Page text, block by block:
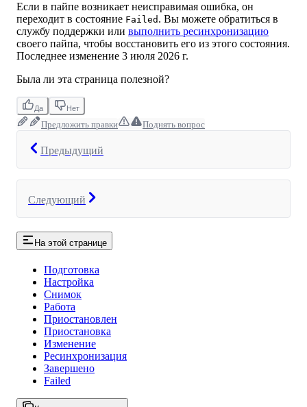
Если в пайпе возникает неисправимая ошибка, он
переходит в состояние Failed . Вы можете обратиться в
службу поддержки или выполнить ресинхронизацию
своего пайпа, чтобы восстановить его из этого состояния.
Последнее изменение 3 июля 2026 г.
Была ли эта страница полезной?
Да Нет
Предложить правки Поднять вопрос
Предыдущий
Следующий
На этой странице
Подготовка
Настройка
Снимок
Работа
Приостановлен
Приостановка
Изменение
Ресинхронизация
Завершено
Failed